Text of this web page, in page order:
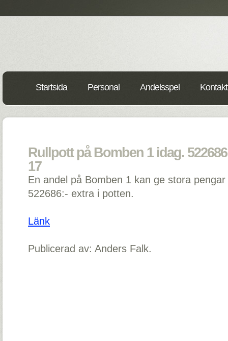
Startsida Personal Andelsspel
Rullpott på Bomben 1 idag.
17
En andel på Bomben 1 kan ge stora
522686:- extra i potten.
Länk
Publicerad av: Anders Falk.